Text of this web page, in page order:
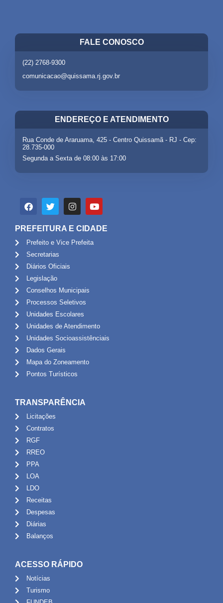
FALE CONOSCO
(22) 2768-9300
comunicacao@quissama.rj.gov.br
ENDEREÇO E ATENDIMENTO
Rua Conde de Araruama, 425 - Centro Quissamã - RJ - Cep:
28.735-000
Segunda a Sexta de 08:00 às 17:00
PREFEITURA E CIDADE
Prefeito e Vice Prefeita
Secretarias
Diários Oficiais
Legislação
Conselhos Municipais
Processos Seletivos
Unidades Escolares
Unidades de Atendimento
Unidades Socioassistênciais
Dados Gerais
Mapa do Zoneamento
Pontos Turísticos
TRANSPARÊNCIA
Licitações
Contratos
RGF
RREO
PPA
LOA
LDO
Receitas
Despesas
Diárias
Balanços
ACESSO RÁPIDO
Notícias
Turismo